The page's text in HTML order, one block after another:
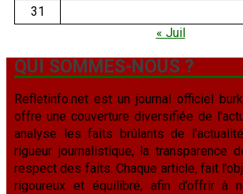
31
« Juil
QUI SOMMES-NOUS ?
Refletinfo.net est un journal officiel
offre une couverture diversifiée de
analyse les faits brûlants de
rigueur journalistique, la transparence
respect des faits. Chaque article, fait
rigoureux et équilibré, afin d’offrir à